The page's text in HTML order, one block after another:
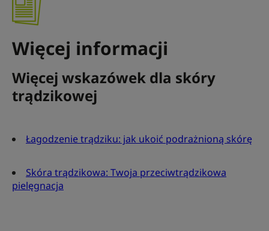
Więcej informacji
Więcej wskazówek dla skóry
trądzikowej
Łagodzenie trądziku: jak ukoić podrażnioną skórę
Skóra trądzikowa: Twoja przeciwtrądzikowa
pielęgnacja